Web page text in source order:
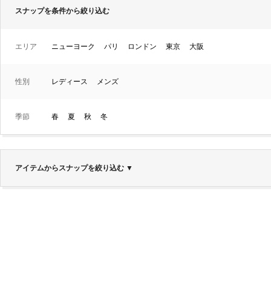
スナップを条件から絞り込む
エリア ニューヨーク パリ ロンドン 東京 大阪
性別 レディース メンズ
季節 春 夏 秋 冬
アイテムからスナップを絞り込む ▼